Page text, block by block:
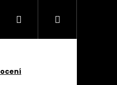
kola na zakázku
PřihlášeníNákupní